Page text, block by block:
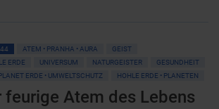
ATEM • PRANHA • AURA
GEIST
ERDE
UNIVERSUM NATURGEISTER
GESUNDHEIT
ERDE • UMWELTSCHUTZ HOHLE ERDE • PLANETEN
feurige Atem des Lebens